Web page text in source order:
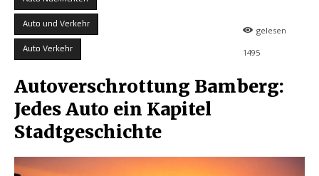
Auto und Verkehr
Auto Verkehr
gelesen
1495
Autoverschrottung Bamberg:
Jedes Auto ein Kapitel
Stadtgeschichte